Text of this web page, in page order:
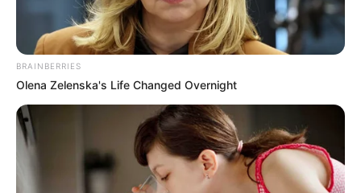
BRAINBERRIES
Olena Zelenska's Life Changed Overnight